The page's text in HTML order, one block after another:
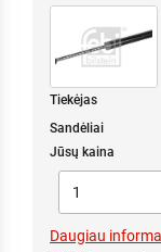
Tiekėjas
Sandėliai
Jūsų kaina
Daugiau